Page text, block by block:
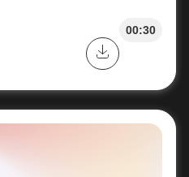
00:30